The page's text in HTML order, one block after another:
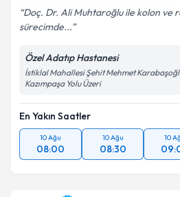
Doç. Dr. Ali Muhtaroğlu ile kolon ve
sürecimde...
Özel Adatıp Hastanesi
İstiklal Mahallesi Şehit Mehmet
Kazımpaşa Yolu Üzeri
En Yakın Saatler
10 Ağu
08:00
10 Ağu
08:30
10